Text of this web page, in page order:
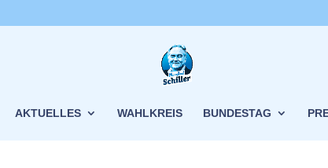
AKTUELLES WAHLKREIS BUNDESTAG